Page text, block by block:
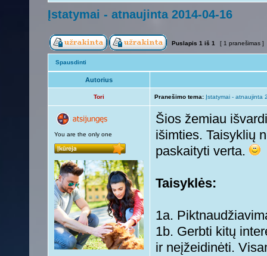
Įstatymai - atnaujinta 2014-04-16
Puslapis 1 iš 1 [ 1 pranešimas ]
Spausdinti
Autorius
Tori Pranešimo tema: Įstatymai - atnaujinta
You are the only one
Šios žemiau
išimties. Taisyklių
paskaityti verta.
Taisyklės:
1a.
1b. Gerbti kitų
ir neįžeidinėti.